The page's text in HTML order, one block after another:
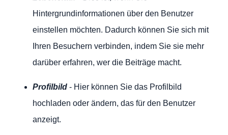
Hintergrundinformationen über den Benutzer
einstellen möchten. Dadurch können Sie sich mit
Ihren Besuchern verbinden, indem Sie sie mehr
darüber erfahren, wer die Beiträge macht.
Profilbild - Hier können Sie das Profilbild
hochladen oder ändern, das für den Benutzer
anzeigt.